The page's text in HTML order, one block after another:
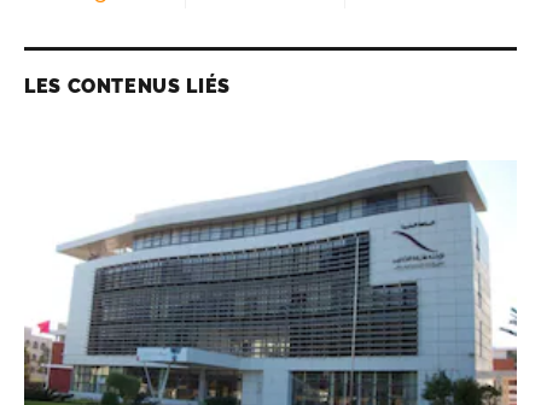
LES CONTENUS LIÉS